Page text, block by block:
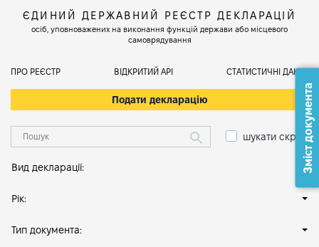
ЄДИНИЙ ДЕРЖАВНИЙ РЕЄСТР ДЕКЛАРАЦІЙ
осіб, уповноважених на виконання функцій держави або місцевого
самоврядування
ПРО РЕЄСТР ВІДКРИТИЙ АРІ СТАТИСТИЧНІ ДАНІ
Подати декларацію
шукати скрізь
Вид декларації:
Рік:
Тип документа:
Зміст документа